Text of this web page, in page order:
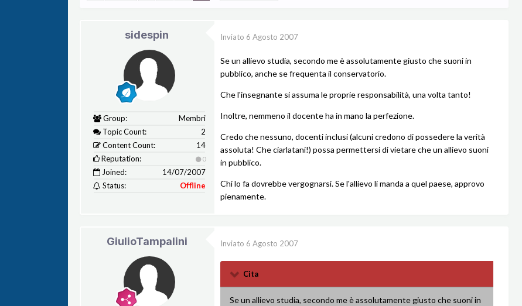
sidespin
Group:
Membri
Topic Count:
2
Content Count:
14
Reputation:
0
Joined:
14/07/2007
Status:
Offline
Inviato 6 Agosto 2007
Se un allievo studia, secondo me è assolutamente giusto che suoni in
pubblico, anche se frequenta il conservatorio.
Che l'insegnante si assuma le proprie responsabilità, una volta tanto!
Inoltre, nemmeno il docente ha in mano la perfezione.
Credo che nessuno, docenti inclusi (alcuni credono di possedere la verità
assoluta! Che ciarlatani!) possa permettersi di vietare che un allievo suoni
in pubblico.
Chi lo fa dovrebbe vergognarsi. Se l'allievo li manda a quel paese, approvo
pienamente.
GiulioTampalini Inviato 6 Agosto 2007
Cita
Se un allievo studia, secondo me è assolutamente giusto che suoni in